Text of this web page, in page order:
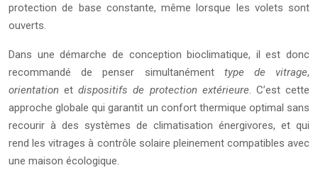
protection de base constante, même lorsque les volets sont
ouverts.
Dans une démarche de conception bioclimatique, il est donc
recommandé de penser simultanément type de vitrage,
orientation etdispositifs de protection extérieure . C’est cette
approche globale qui garantit un confort thermique optimal sans
recourir à des systèmes de climatisation énergivores, et qui
rend les vitrages à contrôle solaire pleinement compatibles avec
une maison écologique.